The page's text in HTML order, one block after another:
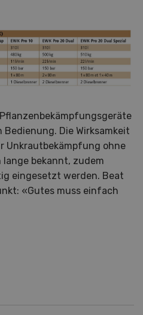
Die Wirksamkeit
Unkrautbekämpfung ohne
bekannt, zudem
eingesetzt werden. Beat
«Gutes muss einfach